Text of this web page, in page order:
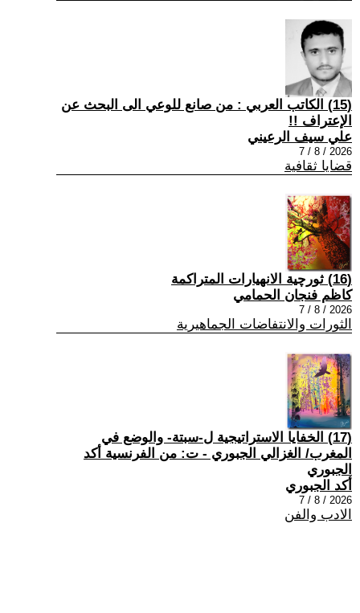
(15) الكاتب العربي : من صانع للوعي الى البحث عن
الإعتراف !!
علي سيف الرعيني
2026 / 8 / 7
قضايا ثقافية
(16) ثورچية الانهيارات المتراكمة
كاظم فنجان الحمامي
2026 / 8 / 7
الثورات والانتفاضات الجماهيرية
(17) الخفايا الاستراتيجية ل-سبتة- والوضع في
المغرب/ الغزالي الجبوري - ت: من الفرنسية أكد
الجبوري
أكد الجبوري
2026 / 8 / 7
الادب والفن